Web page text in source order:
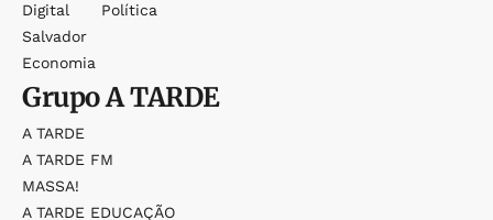
Digital
Salvador
Economia
Política
GrupoA TARDE
A TARDE
A TARDE FM
MASSA!
A TARDE EDUCAÇÃO